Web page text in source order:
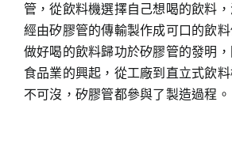
管，從飲料機選擇自己想喝的飲料
經由矽膠管的傳輸製作成可口的飲
做好喝的飲料歸功於矽膠管的發明
食品業的興起，從工廠到直立式飲
不可沒，矽膠管都參與了製造過程。